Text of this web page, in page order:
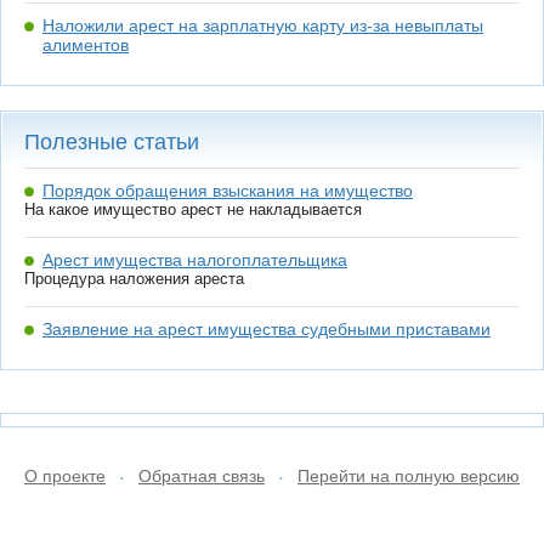
Наложили арест на зарплатную карту из-за невыплаты
алиментов
Полезные статьи
Порядок обращения взыскания на имущество
На какое имущество арест не накладывается
Арест имущества налогоплательщика
Процедура наложения ареста
Заявление на арест имущества судебными приставами
О проекте • Обратная связь • Перейти на полную версию